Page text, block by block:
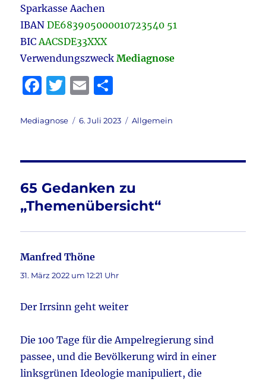
Sparkasse Aachen
IBAN DE683905000010723540 51
BICAACSDE33XXX
VerwendungszweckMediagnose
F
c
b
o
o
k
T
it
r
E
ai le
Autor
Mediagnose
Veröffentlicht
6. Juli 2023 Kategorien
Allgemein
65 Gedanken zu
„Themenübersicht“
Manfred Thöne
31. März 2022 um 12:21 Uhr
Der Irrsinn geht weiter
Die 100 Tage für die Ampelregierung sind
passee, und die Bevölkerung wird in einer
linksgrünen Ideologie manipuliert, die